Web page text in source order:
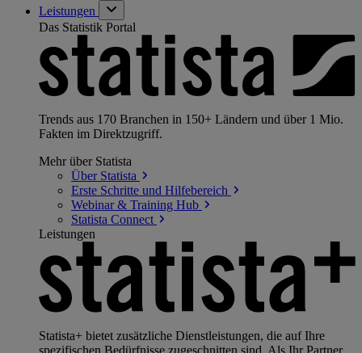
Leistungen
Das Statistik Portal
Trends aus 170 Branchen in 150+ Ländern und über 1 Mio.
Fakten im Direktzugriff.
Mehr über Statista
Über Statista
Erste Schritte und Hilfebereich
Webinar & Training Hub
Statista Connect
Leistungen
Statista+ bietet zusätzliche Dienstleistungen, die auf Ihre
spezifischen Bedürfnisse zugeschnitten sind. Als Ihr Partner